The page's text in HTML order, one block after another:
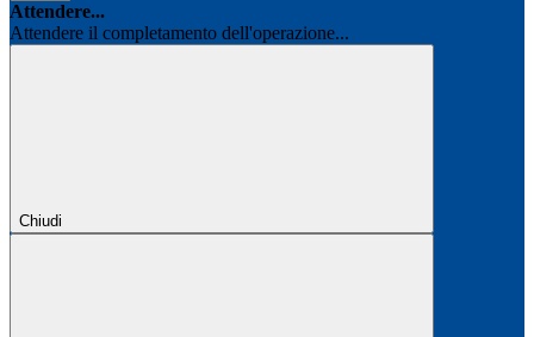
Attendere...
Attendere il completamento dell'operazione...
Chiudi